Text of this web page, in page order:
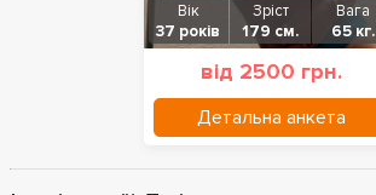
Вік
37 років
Зріст
179 см.
Вага
65 кг.
від 2500 грн.
Детальна анкета